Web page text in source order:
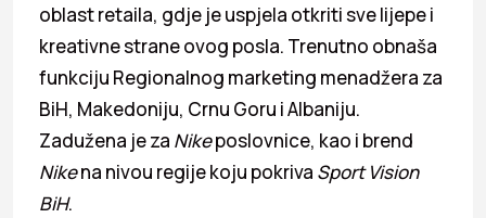
oblast retaila, gdje je uspjela otkriti sve lijepe i
kreativne strane ovog posla. Trenutno obnaša
funkciju Regionalnog marketing menadžera za
BiH, Makedoniju, Crnu Goru i Albaniju.
Zadužena je za Nikeposlovnice, kao i brend
Nikena nivou regije koju pokriva Sport Vision
BiH.